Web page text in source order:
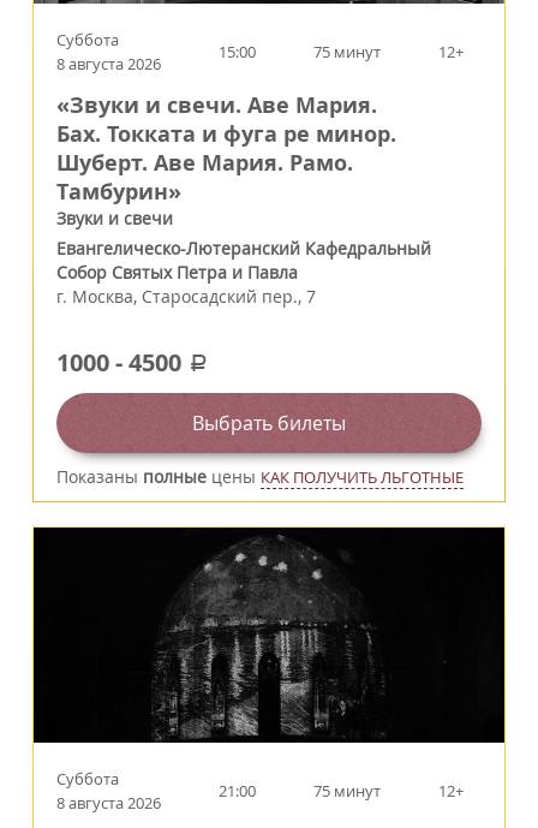
Суббота
8 августа 2026
15:00 75 минут 12+
«Звуки и свечи. Аве Мария.
Бах. Токката и фуга ре минор.
Шуберт. Аве Мария. Рамо.
Тамбурин»
Звуки и свечи
Евангелическо-Лютеранский Кафедральный
Собор Святых Петра и Павла
г. Москва, Старосадский пер., 7
1000-4500 a
Выбрать билеты
Показаны полные цены КАК ПОЛУЧИТЬ ЛЬГОТНЫЕ
Суббота
8 августа 2026
21:00 75 минут 12+